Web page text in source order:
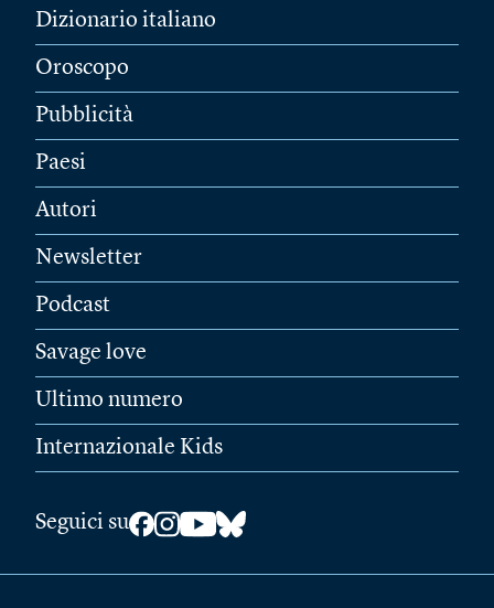
Dizionario italiano
Oroscopo
Pubblicità
Paesi
Autori
Newsletter
Podcast
Savage love
Ultimo numero
Internazionale Kids
Seguici su